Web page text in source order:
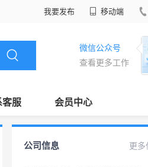
我要发布 移动端
微信公众号
查看更多工作
客服 会员中心
更多
公司信息